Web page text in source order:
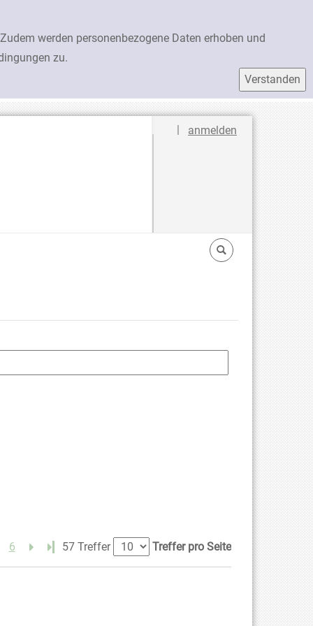
werden personenbezogene Daten erhoben und
zu.
Sprache auswählen
| anmelden
6 Letzte Seite
57 Treffer Treffer pro Seite